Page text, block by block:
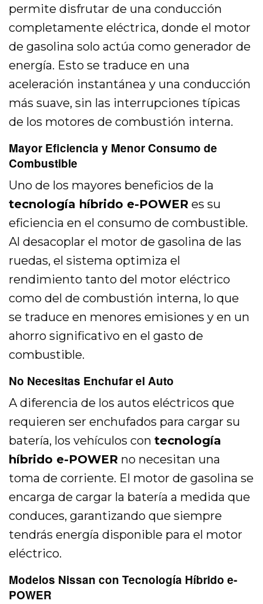
permite disfrutar de una conducción
completamente eléctrica, donde el motor
de gasolina solo actúa como generador de
energía. Esto se traduce en una
aceleración instantánea y una conducción
más suave, sin las interrupciones típicas
de los motores de combustión interna.
Mayor Eficiencia y Menor Consumo de
Combustible
Uno de los mayores beneficios de la
tecnología híbrido e-POWER es su
eficiencia en el consumo de combustible.
Al desacoplar el motor de gasolina de las
ruedas, el sistema optimiza el
rendimiento tanto del motor eléctrico
como del de combustión interna, lo que
se traduce en menores emisiones y en un
ahorro significativo en el gasto de
combustible.
No Necesitas Enchufar el Auto
A diferencia de los autos eléctricos que
requieren ser enchufados para cargar su
batería, los vehículos contecnología
híbrido e-POWER no necesitan una
toma de corriente. El motor de gasolina se
encarga de cargar la batería a medida que
conduces, garantizando que siempre
tendrás energía disponible para el motor
eléctrico.
Modelos Nissan con Tecnología Híbrido e-
POWER